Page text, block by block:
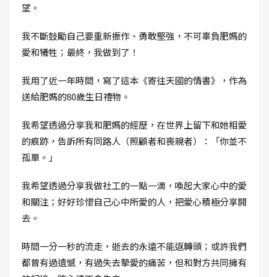
望。
我不斷鼓勵自己要重新振作、勇敢堅強，不可辜負肥媽的
愛和犧牲；最終，我做到了！
我用了近一年時間，寫了這本《寄往天國的情書》，作為
送給肥媽的80歲生日禮物。
我希望透過分享我和肥媽的經歷，在世界上留下和她相愛
的痕跡，告訴所有同路人（照顧者和喪親者）：「你並不
孤單。」
我希望透過分享我做社工的一點一滴，喚起大家心中的愛
和關注；好好珍惜自己心中所愛的人，把愛心積極分享開
去。
時間一分一秒的流走，逝去的永遠不能返轉頭；或許我們
都曾有過遺憾，有過失去摯愛的痛苦，但和對方共同擁有